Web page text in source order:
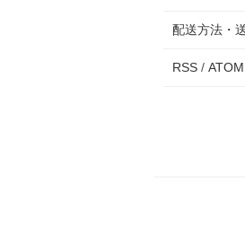
配送方法・
RSS / ATOM